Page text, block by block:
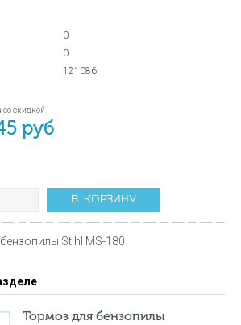
0
0
121086
со скидкой
руб
В КОРЗИНУ
Stihl MS-180
Тормоз для бензопилы